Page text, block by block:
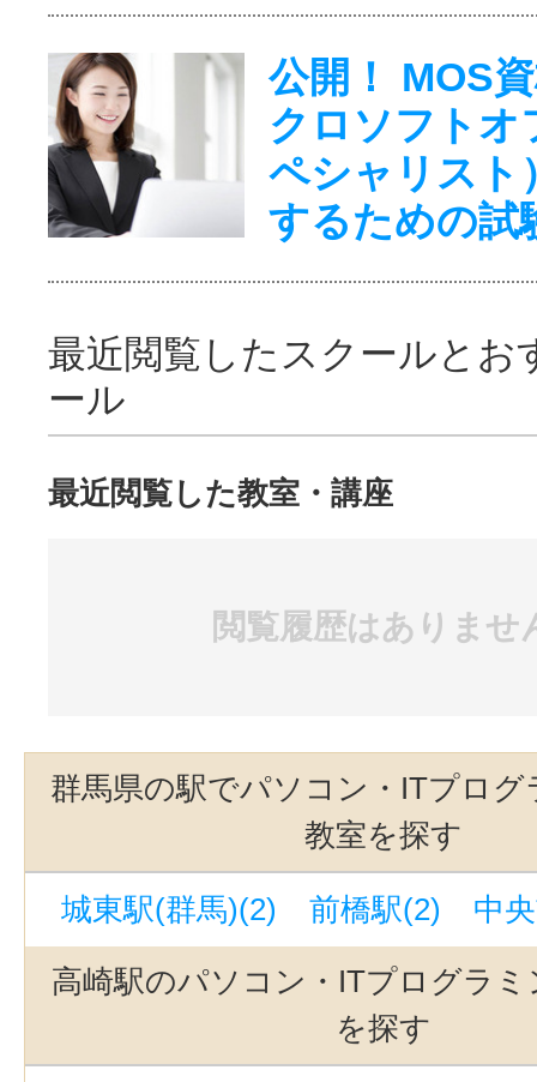
公開！ MOS
クロソフトオ
ペシャリスト
するための試
最近閲覧したスクールとお
ール
最近閲覧した教室・講座
閲覧履歴はありませ
群馬県の駅でパソコン・ITプログ
教室を探す
城東駅(群馬)(2) 前橋駅(2)
中
高崎駅のパソコン・ITプログラミ
を探す